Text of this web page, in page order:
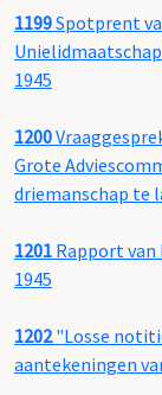
1199Spotprent
1945
1200
Grote
driemanschap te
1201 Rapport van
1945
1202"Losse
aantekeningen